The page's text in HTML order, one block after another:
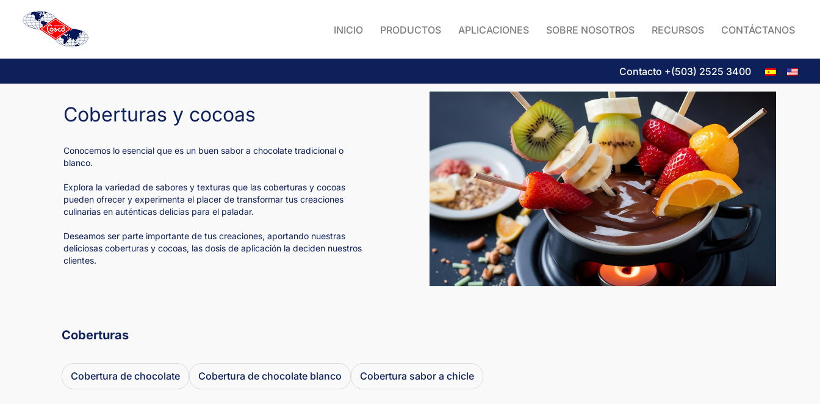
Saltar
contenido
INICIO PRODUCTOS APLICACIONES SOBRE NOSOTROS RECURSOS CONTÁCTANOS
Contacto +(503) 2525 3400
Coberturas y cocoas
Conocemos lo esencial que es un buen sabor a chocolate tradicional o
blanco.
Explora la variedad de sabores y texturas que las coberturas y cocoas
pueden ofrecer y experimenta el placer de transformar tus creaciones
culinarias en auténticas delicias para el paladar.
Deseamos ser parte importante de tus creaciones, aportando nuestras
deliciosas coberturas y cocoas, las dosis de aplicación la deciden nuestros
clientes.
Coberturas
Cobertura de chocolate Cobertura de chocolate blanco Cobertura sabor a chicle